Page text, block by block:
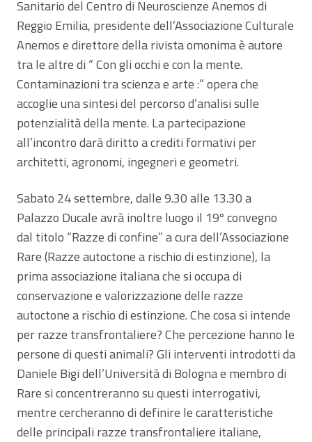
Sanitario del Centro di Neuroscienze Anemos di
Reggio Emilia, presidente dell’Associazione Culturale
Anemos e direttore della rivista omonima è autore
tra le altre di “ Con gli occhi e con la mente.
Contaminazioni tra scienza e arte :” opera che
accoglie una sintesi del percorso d’analisi sulle
potenzialità della mente. La partecipazione
all’incontro darà diritto a crediti formativi per
architetti, agronomi, ingegneri e geometri.
Sabato 24 settembre, dalle 9.30 alle 13.30 a
Palazzo Ducale avrà inoltre luogo il 19º convegno
dal titolo “Razze di confine” a cura dell’Associazione
Rare (Razze autoctone a rischio di estinzione), la
prima associazione italiana che si occupa di
conservazione e valorizzazione delle razze
autoctone a rischio di estinzione. Che cosa si intende
per razze transfrontaliere? Che percezione hanno le
persone di questi animali? Gli interventi introdotti da
Daniele Bigi dell’Università di Bologna e membro di
Rare si concentreranno su questi interrogativi,
mentre cercheranno di definire le caratteristiche
delle principali razze transfrontaliere italiane,